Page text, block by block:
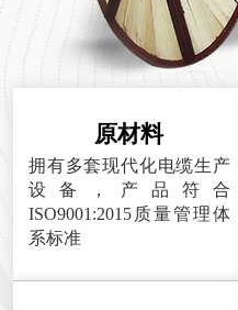
原材料
拥有多套现代化电缆生产
设备，产品符合
ISO9001:2015质量管理体
系标准